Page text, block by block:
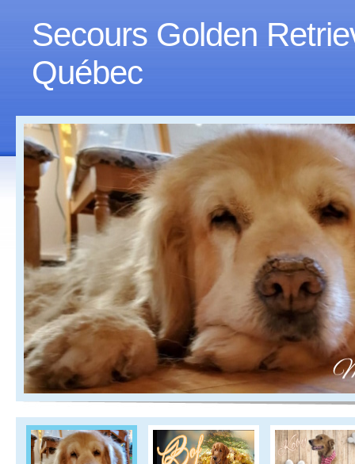
Secours Golden
Québec